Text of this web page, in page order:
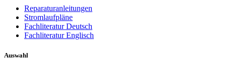
Reparaturanleitungen
Stromlaufpläne
Fachliteratur Deutsch
Fachliteratur Englisch
Auswahl